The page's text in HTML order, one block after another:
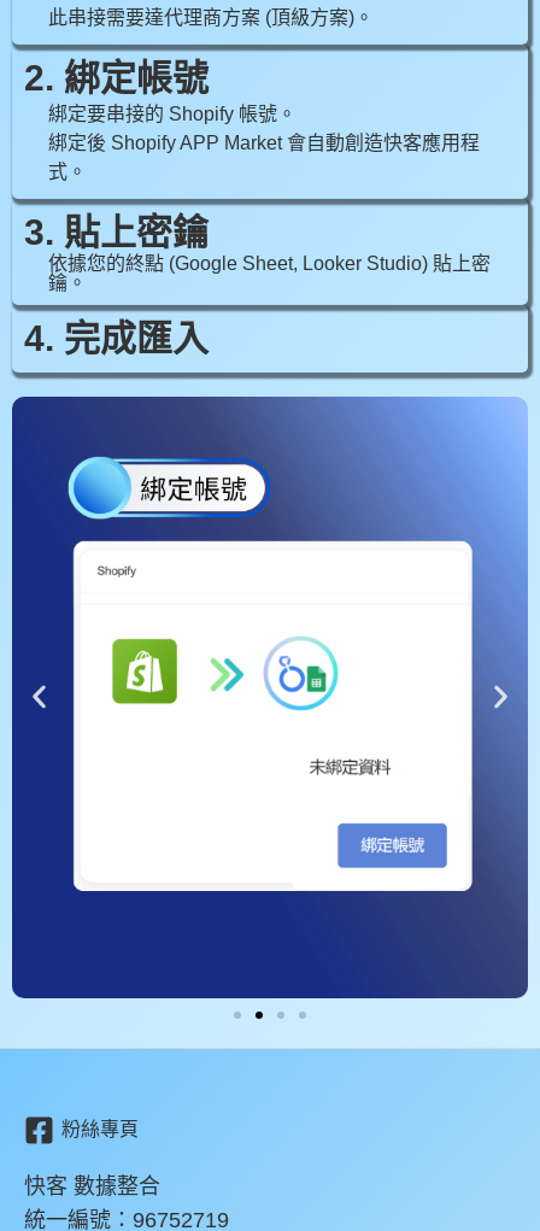
此串接需要達代理商方案 (頂級方案)。
2. 綁定帳號
綁定要串接的 Shopify 帳號。
綁定後 Shopify APP Market 會自動創造快客應用程
式。
3. 貼上密鑰
依據您的終點 (Google Sheet, Looker Studio) 貼上密
鑰。
4. 完成匯入
粉絲專頁
快客 數據整合
統一編號：96752719